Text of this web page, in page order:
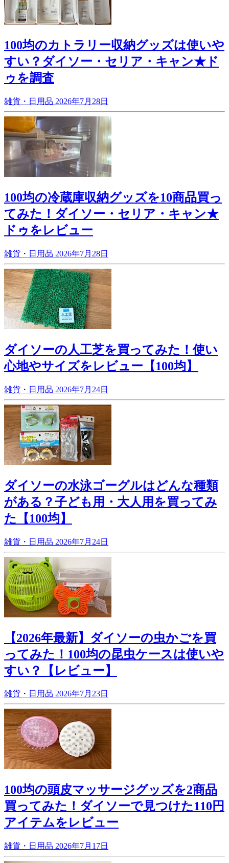
100均のカトラリー収納グッズは使いや
すい？ダイソー・セリア・キャン★ド
ゥを調査
雑貨・日用品 2026年7月28日
100均の冷蔵庫収納グッズを10商品買っ
てみた！ダイソー・セリア・キャン★
ドゥをレビュー
雑貨・日用品 2026年7月28日
ダイソーの人工芝を買ってみた！使い
心地やサイズをレビュー【100均】
雑貨・日用品 2026年7月24日
ダイソーの水泳ゴーグルはどんな種類
がある？子ども用・大人用を買ってみ
た【100均】
雑貨・日用品 2026年7月24日
【2026年最新】ダイソーの虫かごを買
ってみた！100均の昆虫ケースは使いや
すい？【レビュー】
雑貨・日用品 2026年7月23日
100均の頭皮マッサージグッズを2商品
買ってみた！ダイソーで見つけた110円
アイテムをレビュー
雑貨・日用品 2026年7月17日